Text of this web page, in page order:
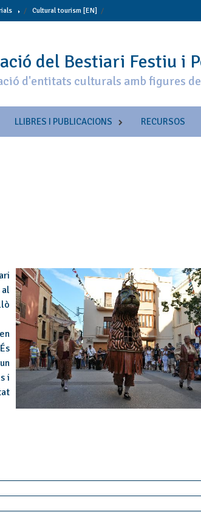
Cultural tourism [EN]
del Bestiari Festiu i
d'entitats culturals amb figures
LLIBRES I PUBLICACIONS RECURSOS
i